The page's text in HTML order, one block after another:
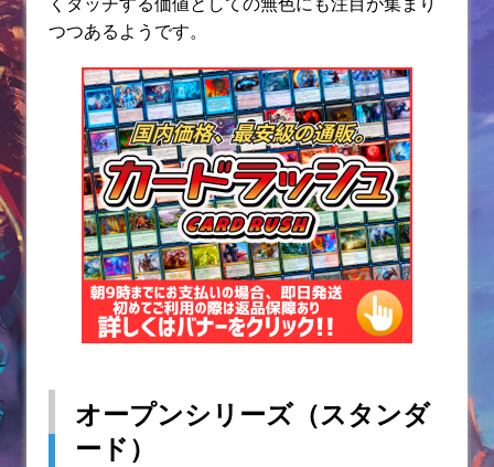
つつあるようです。
オープンシリーズ（スタンダ
ード）